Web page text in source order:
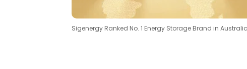
Sigenergy Ranked No. 1 Energy Storage Brand in